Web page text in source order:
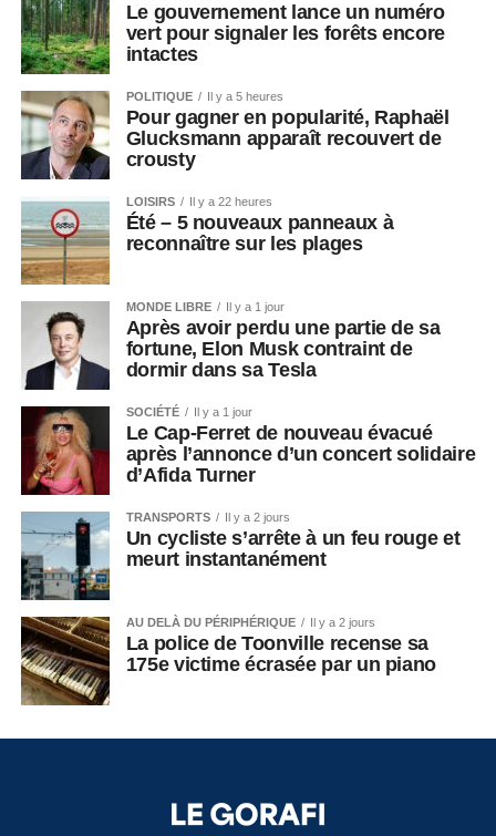
Le gouvernement lance un numéro
vert pour signaler les forêts encore
intactes
POLITIQUE Il y a 5 heures
Pour gagner en popularité, Raphaël
Glucksmann apparaît recouvert de
crousty
LOISIRS Il y a 22 heures
Été – 5 nouveaux panneaux à
reconnaître sur les plages
MONDE LIBRE Il y a 1 jour
Après avoir perdu une partie de sa
fortune, Elon Musk contraint de
dormir dans sa Tesla
SOCIÉTÉ Il y a 1 jour
Le Cap-Ferret de nouveau évacué
après l’annonce d’un concert solidaire
d’Afida Turner
TRANSPORTS Il y a 2 jours
Un cycliste s’arrête à un feu rouge et
meurt instantanément
AU DELÀ DU PÉRIPHÉRIQUE Il y a 2 jours
La police de Toonville recense sa
175e victime écrasée par un piano